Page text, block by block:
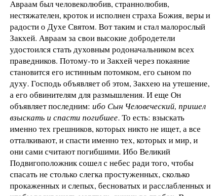
Авраам был человеколюбив, страннолюбив,
нестяжателен, кроток и исполнен страха Божия, веры и
радости о Духе Святом. Вот таким и стал малорослый
Закхей. Авраам за свои высокие добродетели
удостоился стать духовным родоначальником всех
праведников. Потому-то и Закхей через покаяние
становится его истинным потомком, его сыном по
духу. Господь объявляет об этом, Закхею на утешение,
а его обвинителям для размышления. И еще Он
объявляет последним: ибо Сын Человеческий, пришел
взыскать и спасти погибшее. То есть: взыскать
именно тех грешников, которых никто не ищет, а все
отталкивают, и спасти именно тех, которых и мир, и
они сами считают погибшими. Ибо Великий
Подвигоположник сошел с небес ради того, чтобы
спасать не столько слегка простуженных, сколько
прокаженных и слепых, бесноватых и расслабленных и